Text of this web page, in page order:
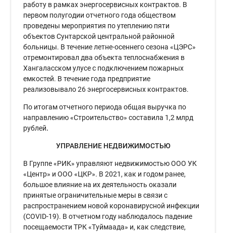
работу в рамках энергосервисных контрактов. В
первом полугодии отчетного года обществом
проведены мероприятия по утеплению пяти
объектов Сунтарской центральной районной
больницы. В течение летне-осеннего сезона «ЦЭРС»
отремонтировал два объекта теплоснабжения в
Хангаласском улусе с подключением пожарных
емкостей. В течение года предприятие
реализовывало 26 энергосервисных контрактов.
По итогам отчетного периода общая выручка по
направлению «Строительство» составила 1,2 млрд
рублей.
УПРАВЛЕНИЕ НЕДВИЖИМОСТЬЮ
В Группе «РИК» управляют недвижимостью ООО УК
«Центр» и ООО «ЦКР». В 2021, как и годом ранее,
большое влияние на их деятельность оказали
принятые ограничительные меры в связи с
распространением новой коронавирусной инфекции
(COVID-19). В отчетном году наблюдалось падение
посещаемости ТРК «Туймаада» и, как следствие,